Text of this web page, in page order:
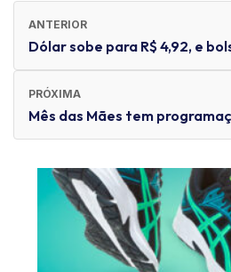
ANTERIOR
Dólar sobe para R$ 4,92, e
PRÓXIMA
Mês das Mães tem